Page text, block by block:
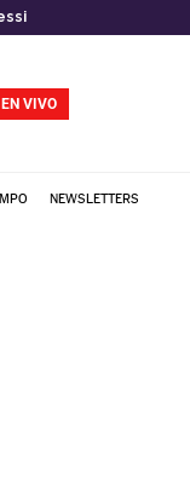
EN VIVO
NEWSLETTERS